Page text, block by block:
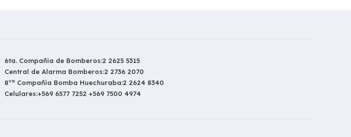
6ta. Compañía de Bomberos:2 2625 5315
Central de Alarma Bomberos:2 2736 2070
8va Compañía Bomba Huechuraba:2 2624 8340
Celulares:+569 6577 7252 +569 7500 4974